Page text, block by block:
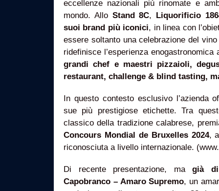
eccellenze nazionali più rinomate e
mondo. Allo Stand 8C, Liquorificio
suoi brand più iconici, in linea con
essere soltanto una celebrazione del
ridefinisce l’esperienza
grandi chef e maestri pizzaioli,
restaurant, challenge & blind tasting,
In questo contesto esclusivo l’azienda
sue più prestigiose etichette. Tra
classico della tradizione calabrese,
Concours Mondial de Bruxelles 2024,
riconosciuta a livello internazionale.
Di recente presentazione, ma già di
Capobranco – Amaro Supremo, un